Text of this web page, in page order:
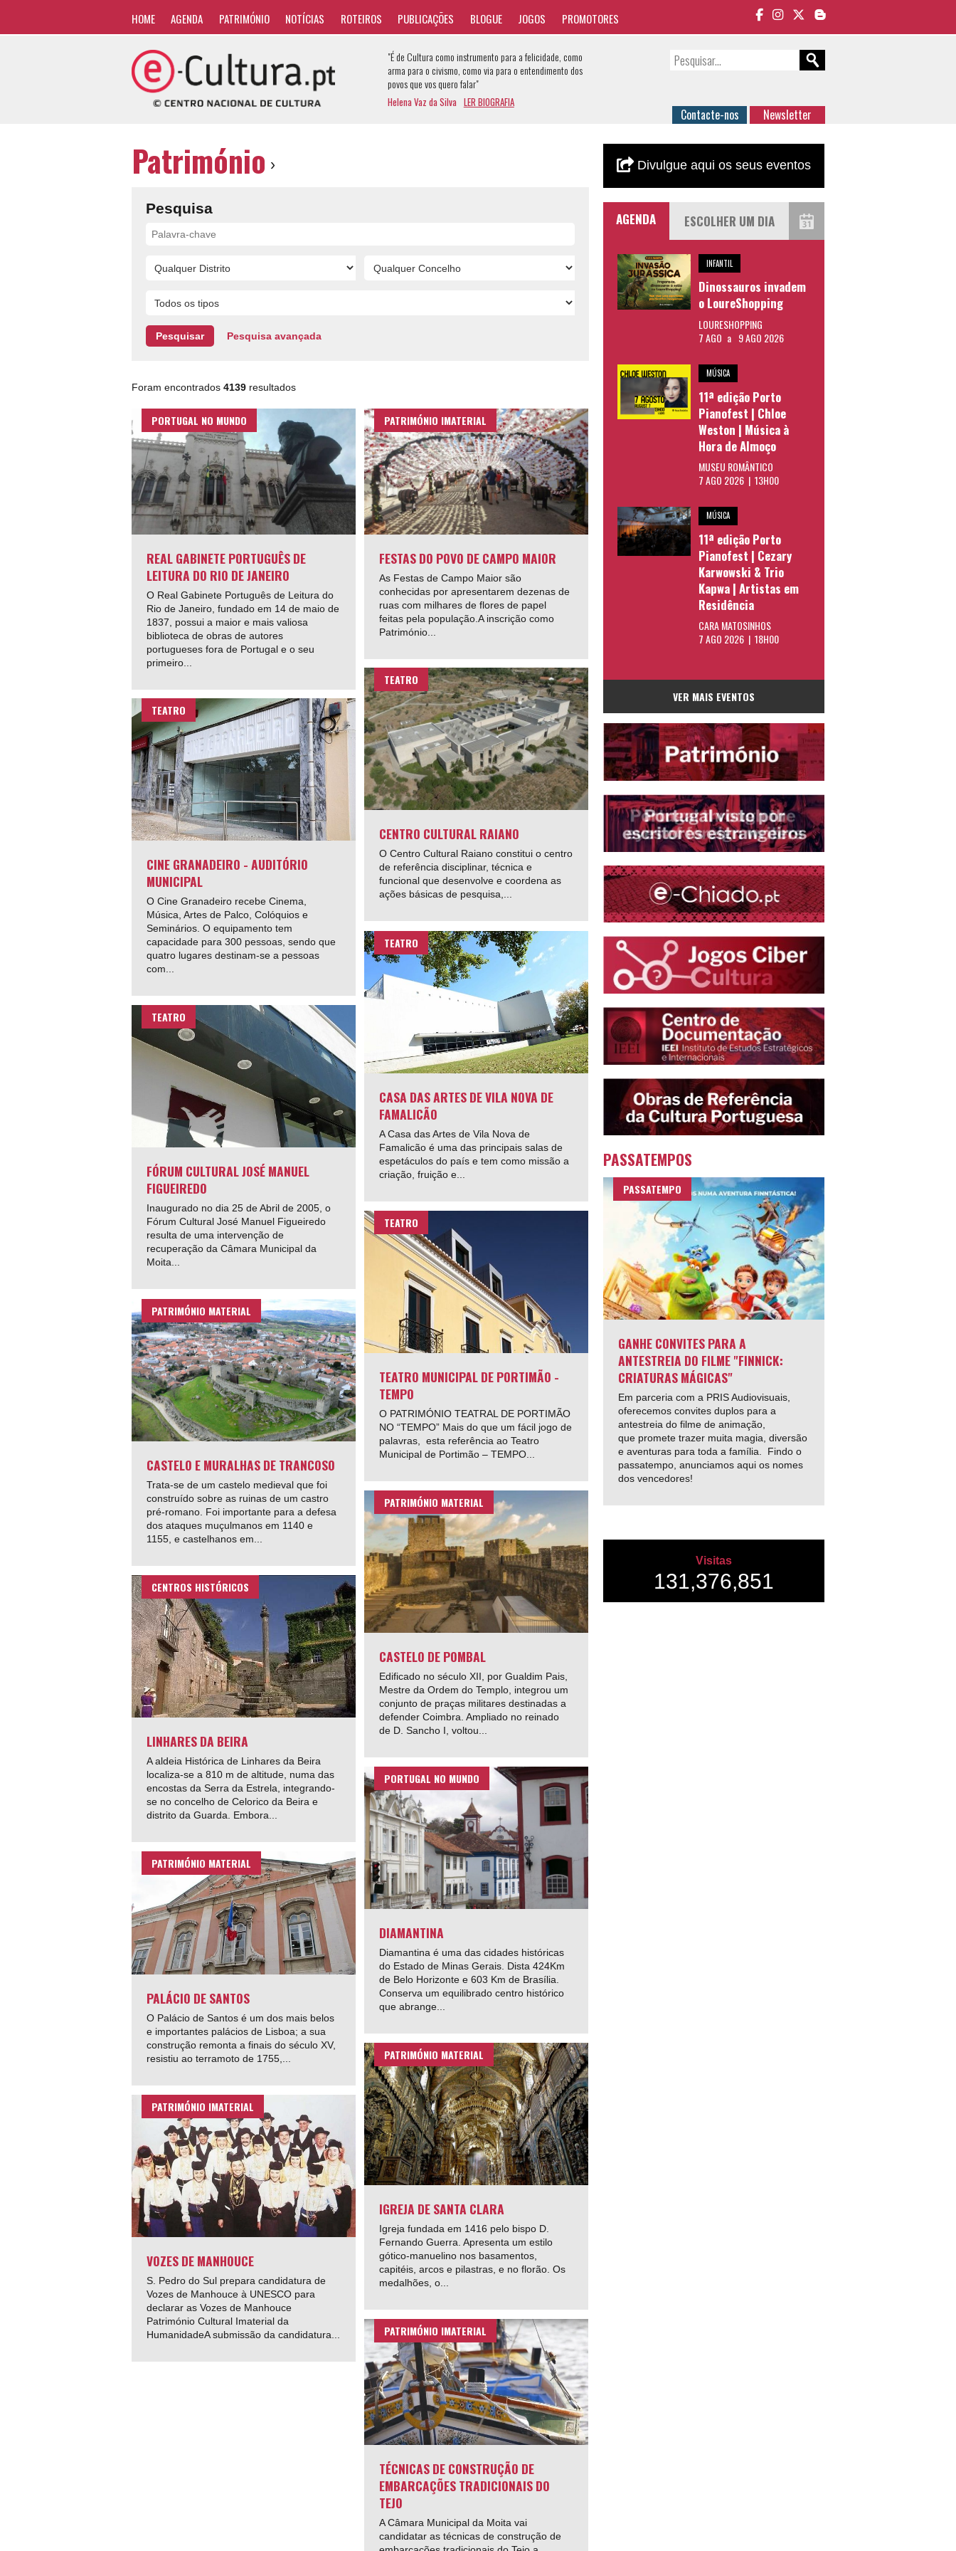
HOME AGENDA PATRIMÓNIO NOTÍCIAS ROTEIROS PUBLICAÇÕES BLOGUE JOGOS PROMOTORES
"É de Cultura como instrumento para a felicidade, como
arma para o civismo, como via para o entendimento dos
povos que vos quero falar"
Helena Vaz da Silva LER BIOGRAFIA
Contacte-nos Newsletter
Património ›
Pesquisa
Pesquisa avançada
Foram encontrados 4139resultados
PORTUGAL NO MUNDO
REAL GABINETE PORTUGUÊS DE
LEITURA DO RIO DE JANEIRO
O Real Gabinete Português de Leitura do
Rio de Janeiro, fundado em 14 de maio de
1837, possui a maior e mais valiosa
biblioteca de obras de autores
portugueses fora de Portugal e o seu
primeiro...
PATRIMÓNIO IMATERIAL
FESTAS DO POVO DE CAMPO MAIOR
As Festas de Campo Maior são
conhecidas por apresentarem dezenas de
ruas com milhares de flores de papel
feitas pela população.A inscrição como
Património...
TEATRO
CENTRO CULTURAL RAIANO
O Centro Cultural Raiano constitui o centro
de referência disciplinar, técnica e
funcional que desenvolve e coordena as
ações básicas de pesquisa,...
TEATRO
CINE GRANADEIRO - AUDITÓRIO
MUNICIPAL
O Cine Granadeiro recebe Cinema,
Música, Artes de Palco, Colóquios e
Seminários. O equipamento tem
capacidade para 300 pessoas, sendo que
quatro lugares destinam-se a pessoas
com...
TEATRO
CASA DAS ARTES DE VILA NOVA DE
FAMALICÃO
A Casa das Artes de Vila Nova de
Famalicão é uma das principais salas de
espetáculos do país e tem como missão a
criação, fruição e...
TEATRO
FÓRUM CULTURAL JOSÉ MANUEL
FIGUEIREDO
Inaugurado no dia 25 de Abril de 2005, o
Fórum Cultural José Manuel Figueiredo
resulta de uma intervenção de
recuperação da Câmara Municipal da
Moita...
TEATRO
TEATRO MUNICIPAL DE PORTIMÃO -
TEMPO
O PATRIMÓNIO TEATRAL DE PORTIMÃO
NO “TEMPO” Mais do que um fácil jogo de
palavras, esta referência ao Teatro
Municipal de Portimão – TEMPO...
PATRIMÓNIO MATERIAL
CASTELO E MURALHAS DE TRANCOSO
Trata-se de um castelo medieval que foi
construído sobre as ruinas de um castro
pré-romano. Foi importante para a defesa
dos ataques muçulmanos em 1140 e
1155, e castelhanos em...
PATRIMÓNIO MATERIAL
CASTELO DE POMBAL
Edificado no século XII, por Gualdim Pais,
Mestre da Ordem do Templo, integrou um
conjunto de praças militares destinadas a
defender Coimbra. Ampliado no reinado
de D. Sancho I, voltou...
CENTROS HISTÓRICOS
LINHARES DA BEIRA
A aldeia Histórica de Linhares da Beira
localiza-se a 810 m de altitude, numa das
encostas da Serra da Estrela, integrando-
se no concelho de Celorico da Beira e
distrito da Guarda. Embora...
PORTUGAL NO MUNDO
DIAMANTINA
Diamantina é uma das cidades históricas
do Estado de Minas Gerais. Dista 424Km
de Belo Horizonte e 603 Km de Brasília.
Conserva um equilibrado centro histórico
que abrange...
PATRIMÓNIO MATERIAL
PALÁCIO DE SANTOS
O Palácio de Santos é um dos mais belos
e importantes palácios de Lisboa; a sua
construção remonta a finais do século XV,
resistiu ao terramoto de 1755,...
PATRIMÓNIO MATERIAL
IGREJA DE SANTA CLARA
Igreja fundada em 1416 pelo bispo D.
Fernando Guerra. Apresenta um estilo
gótico-manuelino nos basamentos,
capitéis, arcos e pilastras, e no florão. Os
medalhões, o...
PATRIMÓNIO IMATERIAL
VOZES DE MANHOUCE
S. Pedro do Sul prepara candidatura de
Vozes de Manhouce à UNESCO para
declarar as Vozes de Manhouce
Património Cultural Imaterial da
HumanidadeA submissão da candidatura...
PATRIMÓNIO IMATERIAL
TÉCNICAS DE CONSTRUÇÃO DE
EMBARCAÇÕES TRADICIONAIS DO
TEJO
A Câmara Municipal da Moita vai
candidatar as técnicas de construção de
Divulgue aqui os seus eventos
AGENDA
INFANTIL
Dinossauros invadem
o LoureShopping
LOURESHOPPING
7 AGO a 9 AGO 2026
MÚSICA
11ª edição Porto
Pianofest | Chloe
Weston | Música à
Hora de Almoço
MUSEU ROMÂNTICO
7 AGO 2026 | 13H00
MÚSICA
11ª edição Porto
Pianofest | Cezary
Karwowski & Trio
Kapwa | Artistas em
Residência
CARA MATOSINHOS
7 AGO 2026 | 18H00
VER MAIS EVENTOS
PASSATEMPOS
PASSATEMPO
GANHE CONVITES PARA A
ANTESTREIA DO FILME "FINNICK:
CRIATURAS MÁGICAS"
Em parceria com a PRIS Audiovisuais,
oferecemos convites duplos para a
antestreia do filme de animação,
que promete trazer muita magia, diversão
e aventuras para toda a família. Findo o
passatempo, anunciamos aqui os nomes
dos vencedores!
Visitas
131,376,851